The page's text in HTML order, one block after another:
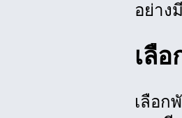
อย่าง
เลื
เลือก